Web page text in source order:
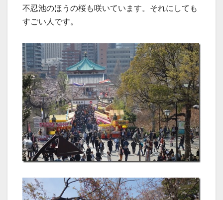
不忍池のほうの桜も咲いています。それにしても
すごい人です。